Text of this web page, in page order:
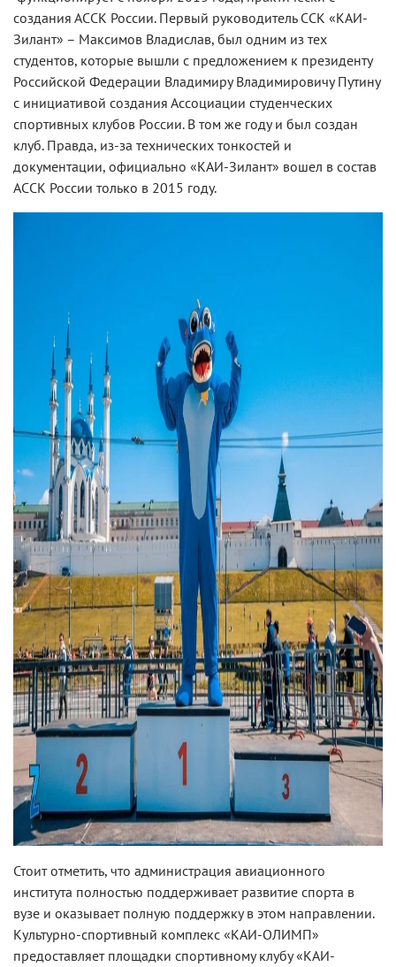
создания АССК России. Первый руководитель ССК «КАИ-
Зилант» – Максимов Владислав, был одним из тех
студентов, которые вышли с предложением к президенту
Российской Федерации Владимиру Владимировичу Путину
с инициативой создания Ассоциации студенческих
спортивных клубов России. В том же году и был создан
клуб. Правда, из-за технических тонкостей и
документации, официально «КАИ-Зилант» вошел в состав
АССК России только в 2015 году.
Стоит отметить, что администрация авиационного
института полностью поддерживает развитие спорта в
вузе и оказывает полную поддержку в этом направлении.
Культурно-спортивный комплекс «КАИ-ОЛИМП»
предоставляет площадки спортивному клубу «КАИ-